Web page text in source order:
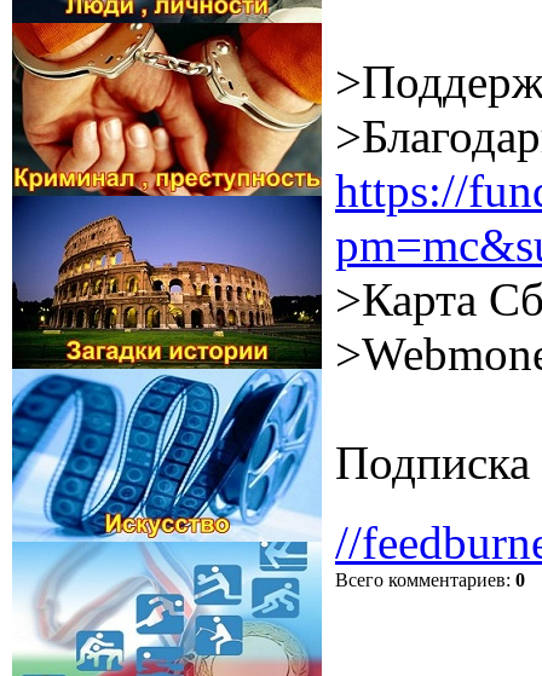
https://
>Карта
Подписка
//
Всего комментариев: 0